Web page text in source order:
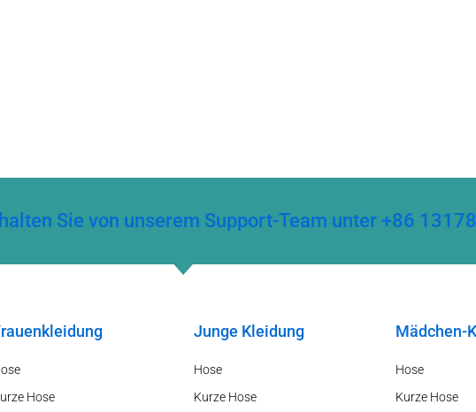
Sie von unserem Support-Team unter +86
Hose
Junge Kleidung
Hose
Kurze Hose
Mädchen-
Hose
Kurze Hose